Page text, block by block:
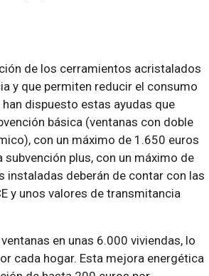
de los cerramientos acristalados
y que permiten reducir el consumo
dispuesto estas ayudas que
básica (ventanas con doble
con un máximo de 1.650 euros
subvención plus, con un máximo de
instaladas deberán de contar con las
y unos valores de transmitancia
en unas 6.000 viviendas, lo
cada hogar. Esta mejora energética